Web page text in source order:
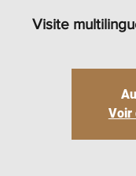
Visite
Voir